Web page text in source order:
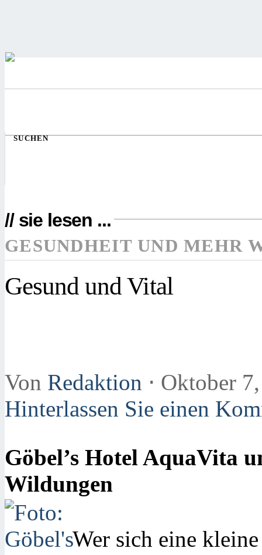
SUCHEN
// sie lesen ...
GESUNDHEIT UND MEHR
Gesund und Vital
Von Redaktion ⋅ Oktober
Hinterlassen Sie einen
Göbel’s Hotel AquaVita
Wildungen
Wer sich eine